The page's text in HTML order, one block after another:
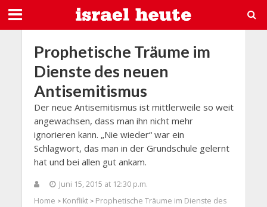
Prophetische Träume im
Dienste des neuen
Antisemitismus
Der neue Antisemitismus ist mittlerweile so weit
angewachsen, dass man ihn nicht mehr
ignorieren kann. „Nie wieder“ war ein
Schlagwort, das man in der Grundschule gelernt
hat und bei allen gut ankam.
Juni 15, 2015 at 12:30 p.m.
Home > Konflikt> Prophetische Träume im Dienste des